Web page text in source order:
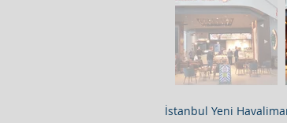
İstanbul Yeni